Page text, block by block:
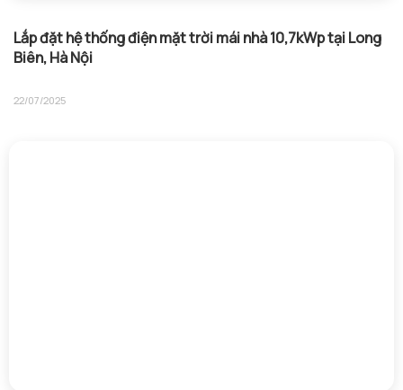
Lắp đặt hệ thống điện mặt trời mái nhà 10,7kWp tại Long
Biên, Hà Nội
22/07/2025